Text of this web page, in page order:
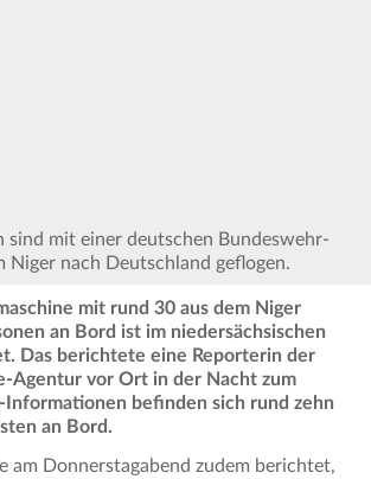
sind mit einer deutschen Bundeswehr-
Niger nach Deutschland geflogen.
mit rund 30 aus dem Niger
an Bord ist im niedersächsischen
Das berichtete eine Reporterin der
Agentur vor Ort in der Nacht zum
Informationen befinden sich rund zehn
an Bord.
am Donnerstagabend zudem berichtet,